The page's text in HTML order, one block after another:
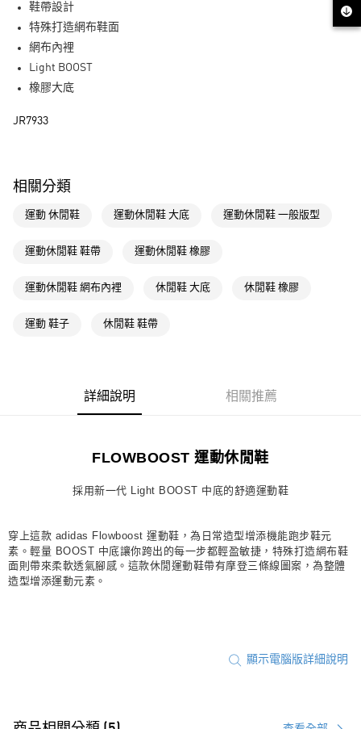
LINE Pay
每筆NT$80，滿NT$1,500(含以上)免運費
每筆NT$80，滿NT$1,500(含以上)免運費
萊爾富取貨付款
付款後萊爾富取貨
每筆NT$80，滿NT$1,500(含以上)免運費
每筆NT$80，滿NT$1,500(含以上)免運費
鞋帶設計
特殊打造網布鞋面
網布內裡
Light BOOST
橡膠大底
JR7933
相關分類
運動 休閒鞋 運動休閒鞋 大底 運動休閒鞋 一般版型
運動休閒鞋 鞋帶 運動休閒鞋 橡膠
運動休閒鞋 網布內裡 休閒鞋 大底 休閒鞋 橡膠
運動 鞋子 休閒鞋 鞋帶
詳細說明 相關推薦
FLOWBOOST 運動休閒鞋
採用新一代 Light BOOST 中底的舒適運動鞋
穿上這款 adidas Flowboost 運動鞋，為日常造型增添機能跑步鞋元
素。輕量 BOOST 中底讓你跨出的每一步都輕盈敏捷，特殊打造網布鞋
面則帶來柔軟透氣腳感。這款休閒運動鞋帶有摩登三條線圖案，為整體
造型增添運動元素。
顯示電腦版詳細說明